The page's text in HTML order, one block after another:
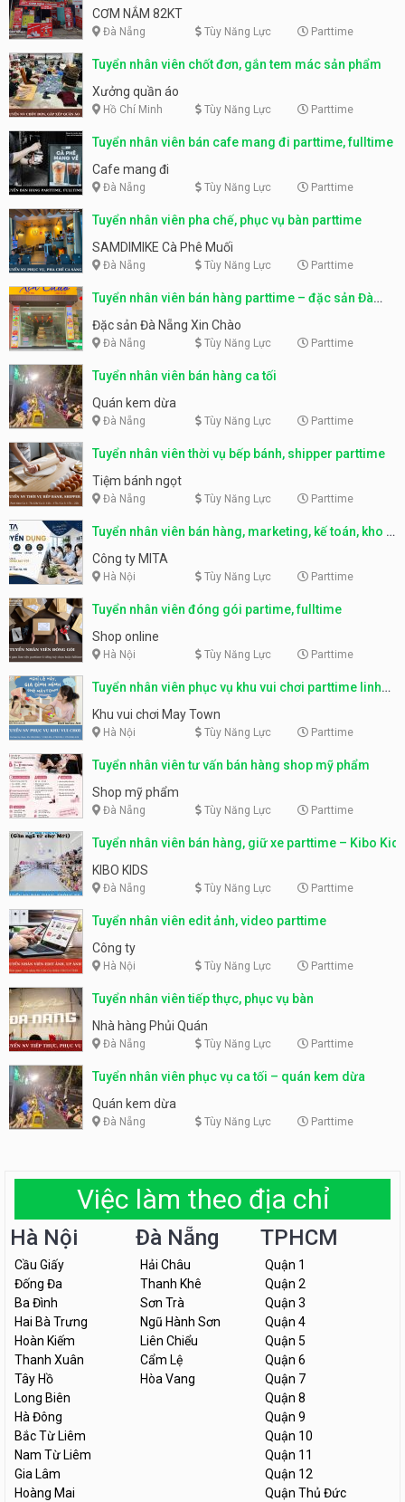
CƠM NẮM 82KT
Đà Nẵng Tùy Năng Lực Parttime
Tuyển nhân viên chốt đơn, gắn tem mác sản phẩm
Xưởng quần áo
Hồ Chí Minh Tùy Năng Lực Parttime
Tuyển nhân viên bán cafe mang đi parttime, fulltime
Cafe mang đi
Đà Nẵng Tùy Năng Lực Parttime
Tuyển nhân viên pha chế, phục vụ bàn parttime
SAMDIMIKE Cà Phê Muối
Đà Nẵng Tùy Năng Lực Parttime
Tuyển nhân viên bán hàng parttime – đặc sản Đà
Nẵng
Đặc sản Đà Nẵng Xin Chào
Đà Nẵng Tùy Năng Lực Parttime
Tuyển nhân viên bán hàng ca tối
Quán kem dừa
Đà Nẵng Tùy Năng Lực Parttime
Tuyển nhân viên thời vụ bếp bánh, shipper parttime
Tiệm bánh ngọt
Đà Nẵng Tùy Năng Lực Parttime
Tuyển nhân viên bán hàng, marketing, kế toán, kho –
parttime, fulltime
Công ty MITA
Hà Nội Tùy Năng Lực Parttime
Tuyển nhân viên đóng gói partime, fulltime
Shop online
Hà Nội Tùy Năng Lực Parttime
Tuyển nhân viên phục vụ khu vui chơi parttime linh
động
Khu vui chơi May Town
Hà Nội Tùy Năng Lực Parttime
Tuyển nhân viên tư vấn bán hàng shop mỹ phẩm
Shop mỹ phẩm
Đà Nẵng Tùy Năng Lực Parttime
Tuyển nhân viên bán hàng, giữ xe parttime – Kibo Kid
KIBO KIDS
Đà Nẵng Tùy Năng Lực Parttime
Tuyển nhân viên edit ảnh, video parttime
Công ty
Hà Nội Tùy Năng Lực Parttime
Tuyển nhân viên tiếp thực, phục vụ bàn
Nhà hàng Phủi Quán
Đà Nẵng Tùy Năng Lực Parttime
Tuyển nhân viên phục vụ ca tối – quán kem dừa
Quán kem dừa
Đà Nẵng Tùy Năng Lực Parttime
Việc làm theo địa chỉ
Hà Nội
Cầu Giấy
Đống Đa
Ba Đình
Hai Bà Trưng
Hoàn Kiếm
Thanh Xuân
Tây Hồ
Long Biên
Hà Đông
Bắc Từ Liêm
Nam Từ Liêm
Gia Lâm
Hoàng Mai
Đà Nẵng
Hải Châu
Thanh Khê
Sơn Trà
Ngũ Hành Sơn
Liên Chiểu
Cẩm Lệ
Hòa Vang
TPHCM
Quận 1
Quận 2
Quận 3
Quận 4
Quận 5
Quận 6
Quận 7
Quận 8
Quận 9
Quận 10
Quận 11
Quận 12
Quận Thủ Đức